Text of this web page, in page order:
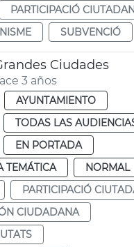
PARTICIPACIÓ
SUBVENCIÓ
Ciudades
3 años
AYUNTAMIENTO
TODAS LAS
EN PORTADA
TEMÁTICA
NORMAL
PARTICIPACIÓ
CIUDADANA